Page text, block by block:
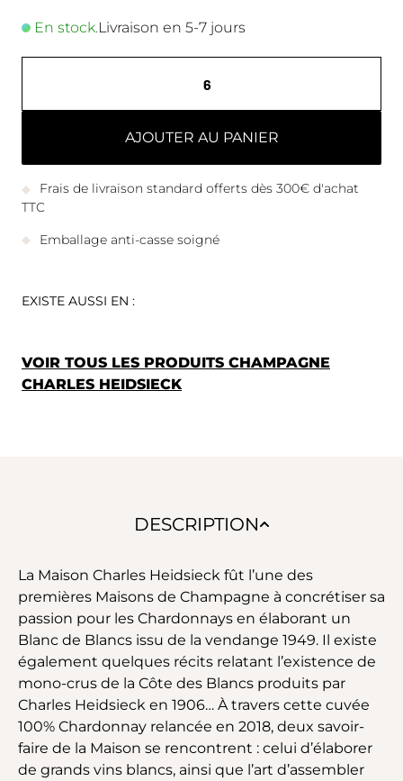
En stock.Livraison en 5-7 jours
AJOUTER AU PANIER
Frais de livraison standard offerts dès 300€ d'achat
TTC
Emballage anti-casse soigné
EXISTE AUSSI EN :
VOIR TOUS LES PRODUITS CHAMPAGNE
CHARLES HEIDSIECK
DESCRIPTION
La Maison Charles Heidsieck fût l’une des
premières Maisons de Champagne à concrétiser sa
passion pour les Chardonnays en élaborant un
Blanc de Blancs issu de la vendange 1949. Il existe
également quelques récits relatant l’existence de
mono-crus de la Côte des Blancs produits par
Charles Heidsieck en 1906… À travers cette cuvée
100% Chardonnay relancée en 2018, deux savoir-
faire de la Maison se rencontrent : celui d’élaborer
de grands vins blancs, ainsi que l’art d’assembler